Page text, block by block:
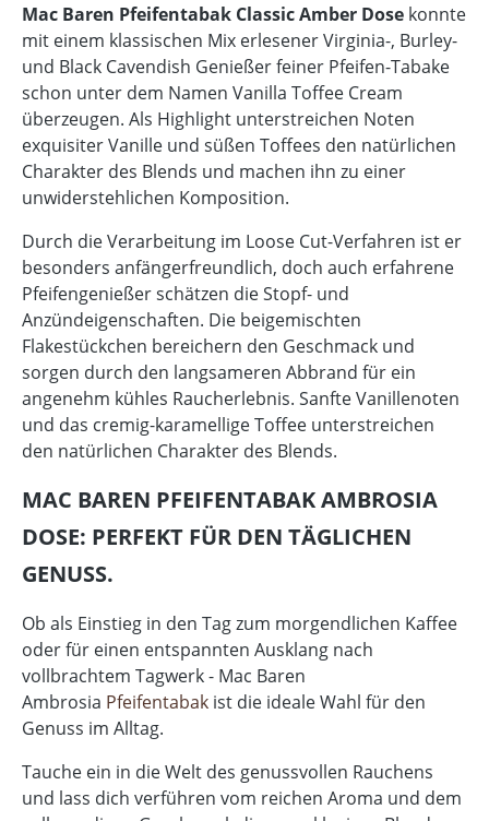
Mac Baren Pfeifentabak Classic Amber Dose konnte
mit einem klassischen Mix erlesener Virginia-, Burley-
und Black Cavendish Genießer feiner Pfeifen-Tabake
schon unter dem Namen Vanilla Toffee Cream
überzeugen. Als Highlight unterstreichen Noten
exquisiter Vanille und süßen Toffees den natürlichen
Charakter des Blends und machen ihn zu einer
unwiderstehlichen Komposition.
Durch die Verarbeitung im Loose Cut-Verfahren ist er
besonders anfängerfreundlich, doch auch erfahrene
Pfeifengenießer schätzen die Stopf- und
Anzündeigenschaften. Die beigemischten
Flakestückchen bereichern den Geschmack und
sorgen durch den langsameren Abbrand für ein
angenehm kühles Raucherlebnis. Sanfte Vanillenoten
und das cremig-karamellige Toffee unterstreichen
den natürlichen Charakter des Blends.
MAC BAREN PFEIFENTABAK AMBROSIA
DOSE: PERFEKT FÜR DEN TÄGLICHEN
GENUSS.
Ob als Einstieg in den Tag zum morgendlichen Kaffee
oder für einen entspannten Ausklang nach
vollbrachtem Tagwerk - Mac Baren
Ambrosia Pfeifentabak ist die ideale Wahl für den
Genuss im Alltag.
Tauche ein in die Welt des genussvollen Rauchens
und lass dich verführen vom reichen Aroma und dem